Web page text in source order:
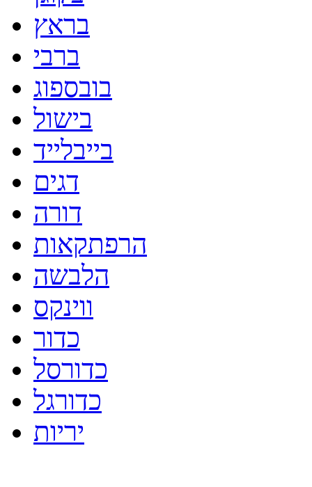
בראץ
ברבי
בובספוג
בישול
בייבלייד
דגים
דורה
הרפתקאות
הלבשה
ווינקס
כדור
כדורסל
כדורגל
יריות